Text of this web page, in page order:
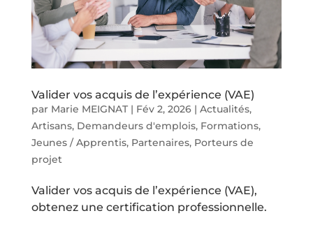
Valider vos acquis de l’expérience (VAE)
par Marie MEIGNAT| Fév 2, 2026| Actualités,
Artisans, Demandeurs d'emplois, Formations,
Jeunes / Apprentis, Partenaires, Porteurs de
projet
Valider vos acquis de l’expérience (VAE),
obtenez une certification professionnelle.